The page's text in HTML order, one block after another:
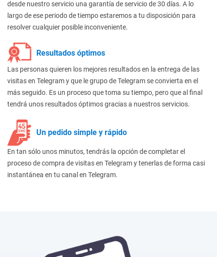
desde nuestro servicio una garantía de servicio de 30 días. A lo
largo de ese periodo de tiempo estaremos a tu disposición para
resolver cualquier posible inconveniente.
Resultados óptimos
Las personas quieren los mejores resultados en la entrega de las
visitas en Telegram y que le grupo de Telegram se convierta en el
más seguido. Es un proceso que toma su tiempo, pero que al final
tendrá unos resultados óptimos gracias a nuestros servicios.
Un pedido simple y rápido
En tan sólo unos minutos, tendrás la opción de completar el
proceso de compra de visitas en Telegram y tenerlas de forma casi
instantánea en tu canal en Telegram.